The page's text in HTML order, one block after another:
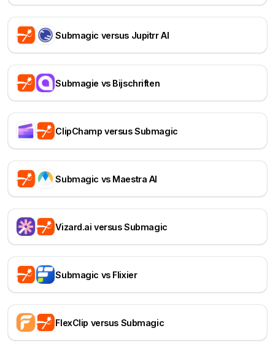
Submagic versus Jupitrr AI
Submagie vs Bijschriften
ClipChamp versus Submagic
Submagic vs Maestra AI
Vizard.ai versus Submagic
Submagic vs Flixier
FlexClip versus Submagic